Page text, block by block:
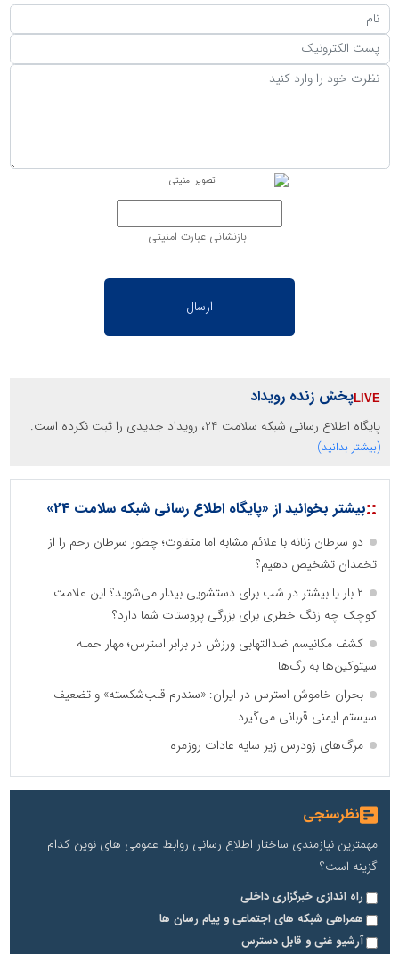
بازنشانی عبارت امنیتی
پخش زنده رویداد
پایگاه اطلاع رسانی شبکه سلامت 24، رویداد جدیدی را ثبت نکرده است.
(بیشتر بدانید)
::بیشتر بخوانید از «پایگاه اطلاع رسانی شبکه سلامت 24»
دو سرطان زنانه با علائم مشابه اما متفاوت؛ چطور سرطان رحم را از
تخمدان تشخیص دهیم؟
۲ بار یا بیشتر در شب برای دستشویی بیدار می‌شوید؟ این علامت
کوچک چه زنگ خطری برای بزرگی پروستات شما دارد؟
کشف مکانیسم ضدالتهابی ورزش در برابر استرس؛ مهار حمله
سیتوکین‌ها به رگ‌ها
بحران خاموش استرس در ایران: «سندرم قلب‌شکسته» و تضعیف
سیستم ایمنی قربانی می‌گیرد
مرگ‌های زودرس زیر سایه عادات روزمره
نظرسنجی
مهمترین نیازمندی ساختار اطلاع رسانی روابط عمومی های نوین کدام
گزینه است؟
راه اندازی خبرگزاری داخلی
همراهی شبکه های اجتماعی و پیام رسان ها
آرشیو غنی و قابل دسترس